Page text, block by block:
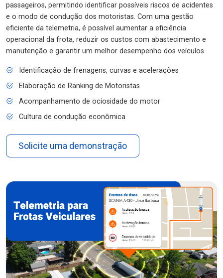
passageiros, permitindo identificar possíveis riscos de acidentes
e o modo de condução dos motoristas. Com uma gestão
eficiente da telemetria, é possível aumentar a eficiência
operacional da frota, reduzir os custos com abastecimento e
manutenção e garantir um melhor desempenho dos veículos.
Identificação de frenagens, curvas e acelerações
Elaboração de Ranking de Motoristas
Acompanhamento de ociosidade do motor
Cultura de condução econômica
Solicite uma demonstração